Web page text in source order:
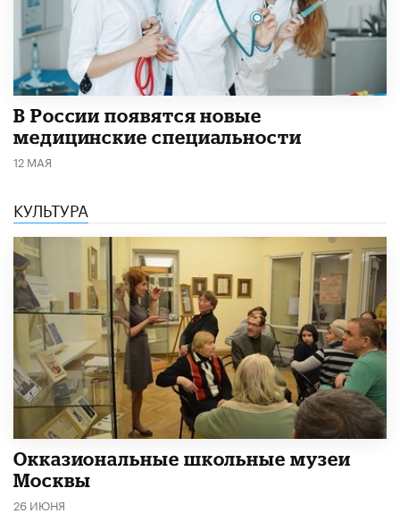
В России появятся новые
медицинские специальности
12 МАЯ
КУЛЬТУРА
​Окказиональные школьные музеи
Москвы
26 ИЮНЯ